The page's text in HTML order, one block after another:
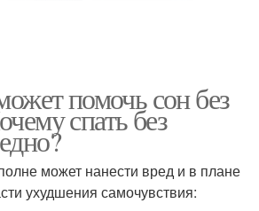
помочь сон без
спать без
может нанести вред и в плане
ухудшения самочувствия: